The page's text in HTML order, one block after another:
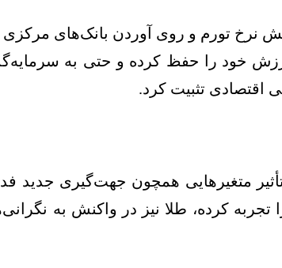
معکوس شد. با افزایش نرخ تورم و روی آوردن
خود را حفظ کرده و حتی به
اقتصادی تثبیت کرد.
متغیر‌هایی همچون جهت‌گیری جدید
کرده، طلا نیز در واکنش به